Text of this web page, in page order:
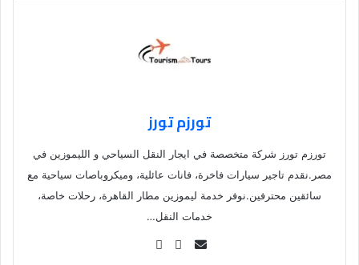
تورزم تورز
تورزم تورز شركة متخصصة في ايجار النقل السياحي و الليموزين في
مصر.نقدم تاجير سيارات فاخرة، فانات عائلية، وميكروباصات سياحية مع
سائقين محترفين.نوفر خدمة ليموزين مطار القاهرة، رحلات خاصة،
خدمات النقل…
Se